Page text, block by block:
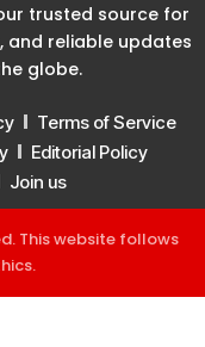
trusted source for
and reliable updates
globe.
Terms of Service
Editorial Policy
Join us
This website follows
.